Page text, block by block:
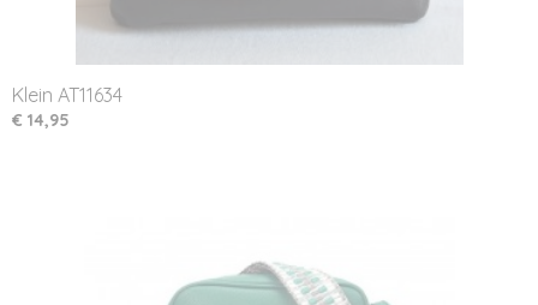
Klein AT11634
€ 14,95